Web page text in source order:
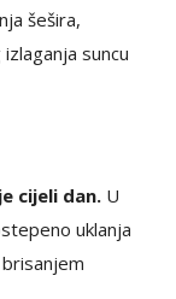
šešira,
suncu
cijeli dan. U
uklanja